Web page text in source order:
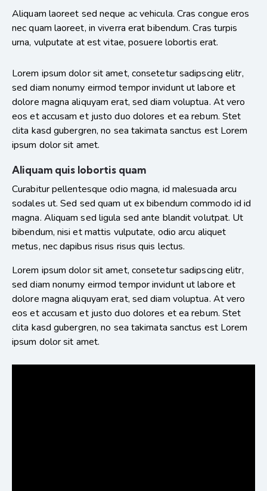
Aliquam laoreet sed neque ac vehicula. Cras congue eros
nec quam laoreet, in viverra erat bibendum. Cras turpis
urna, vulputate at est vitae, posuere lobortis erat.
Lorem ipsum dolor sit amet, consetetur sadipscing elitr,
sed diam nonumy eirmod tempor invidunt ut labore et
dolore magna aliquyam erat, sed diam voluptua. At vero
eos et accusam et justo duo dolores et ea rebum. Stet
clita kasd gubergren, no sea takimata sanctus est Lorem
ipsum dolor sit amet.
Aliquam quis lobortis quam
Curabitur pellentesque odio magna, id malesuada arcu
sodales ut. Sed sed quam ut ex bibendum commodo id id
magna. Aliquam sed ligula sed ante blandit volutpat. Ut
bibendum, nisi et mattis vulputate, odio arcu aliquet
metus, nec dapibus risus risus quis lectus.
Lorem ipsum dolor sit amet, consetetur sadipscing elitr,
sed diam nonumy eirmod tempor invidunt ut labore et
dolore magna aliquyam erat, sed diam voluptua. At vero
eos et accusam et justo duo dolores et ea rebum. Stet
clita kasd gubergren, no sea takimata sanctus est Lorem
ipsum dolor sit amet.